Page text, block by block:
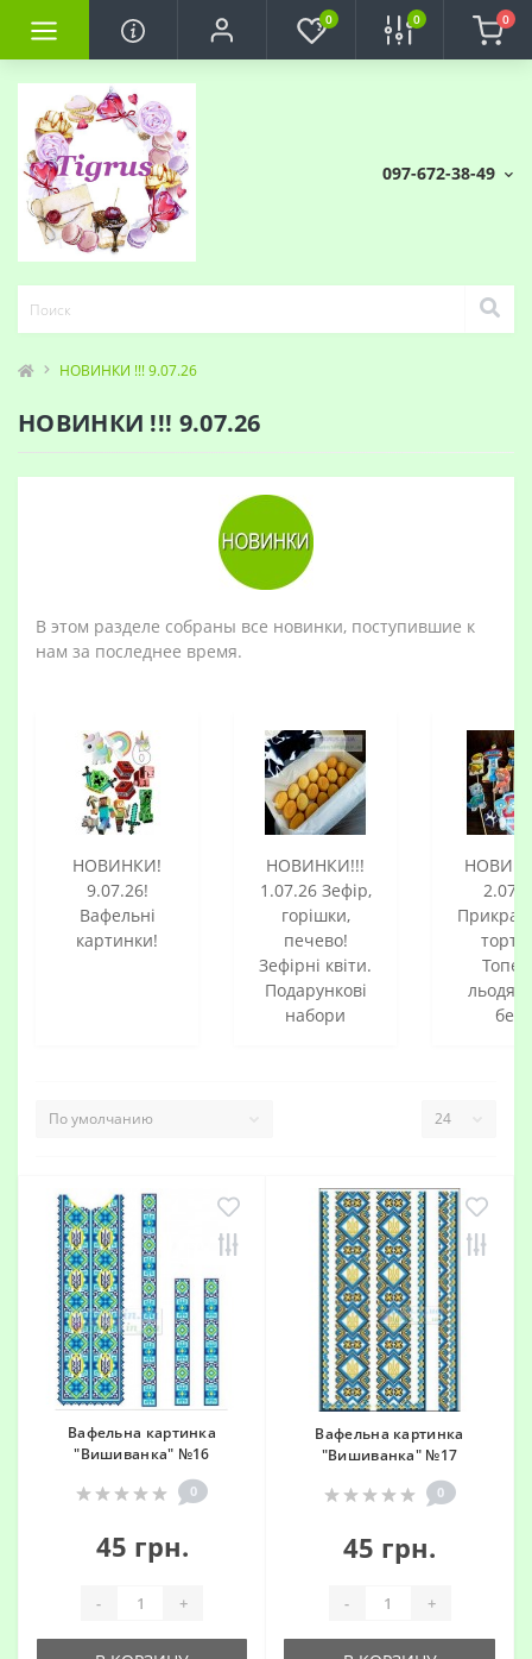
0 0 0
097-672-38-49
НОВИНКИ !!! 9.07.26
НОВИНКИ !!! 9.07.26
В этом разделе собраны все новинки, поступившие к
нам за последнее время.
НОВИНКИ!
9.07.26!
Вафельні
картинки!
НОВИНКИ!!!
1.07.26 Зефір,
горішки,
печево!
Зефірні квіти.
Подарункові
набори
безе
Вафельна картинка
"Вишиванка" №16
0
45 грн.
- +
Вафельна картинка
"Вишиванка" №17
0
45 грн.
- +